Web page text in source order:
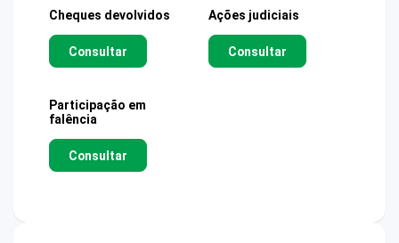
Cheques devolvidos
Consultar
Ações judiciais
Consultar
Participação em
falência
Consultar